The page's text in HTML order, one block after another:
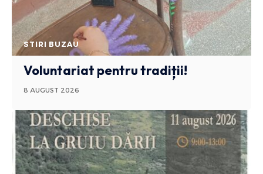
STIRI BUZAU
Voluntariat pentru tradiții!
8 AUGUST 2026